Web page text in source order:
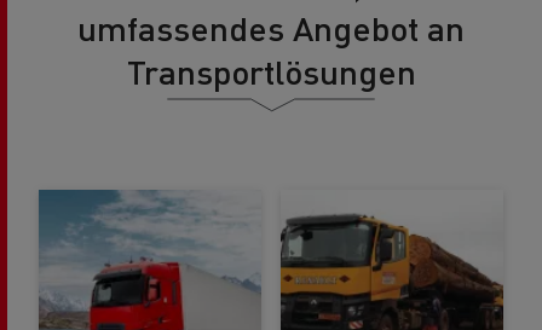
umfassendes Angebot an
Transportlösungen